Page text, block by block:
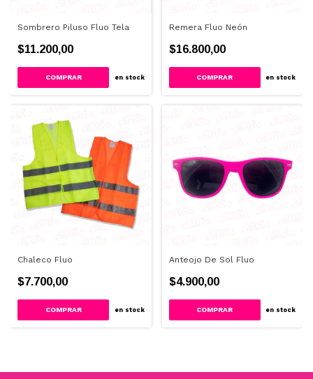
Sombrero Piluso Fluo Tela
$11.200,00
COMPRAR en stock
Remera Fluo Neón
$16.800,00
COMPRAR en stock
Chaleco Fluo
$7.700,00
COMPRAR en stock
Anteojo De Sol Fluo
$4.900,00
COMPRAR en stock